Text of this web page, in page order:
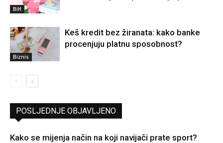
BiH
Biznis
Keš kredit bez žiranata: kako banke
procenjuju platnu sposobnost?
POSLJEDNJE OBJAVLJENO
Kako se mijenja način na koji navijači prate sport?